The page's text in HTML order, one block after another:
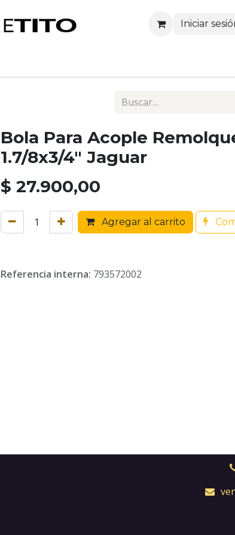
Iniciar
Bola Para Acople
1.7/8x3/4" Jaguar
$ 27.900,00
Agregar al carrito
Referencia interna: 793572002